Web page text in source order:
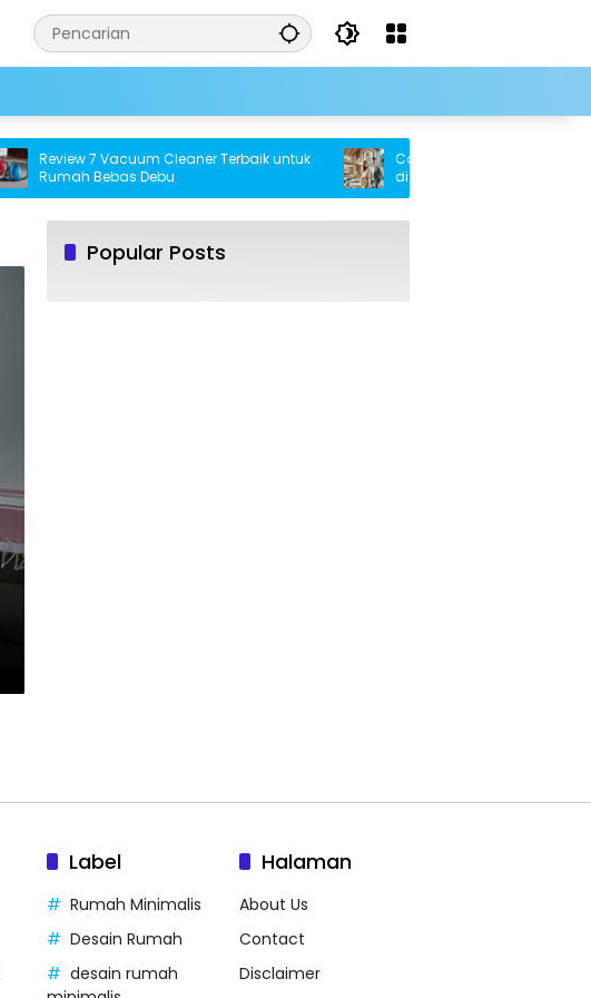
Review 7 Vacuum Cleaner Terbaik untuk
Rumah Bebas Debu
Cara Cerdas Memiliki Rumah
di Tahun 2025
Popular Posts
Label
Rumah Minimalis
Desain Rumah
desain rumah
Halaman
About Us
Contact
Disclaimer